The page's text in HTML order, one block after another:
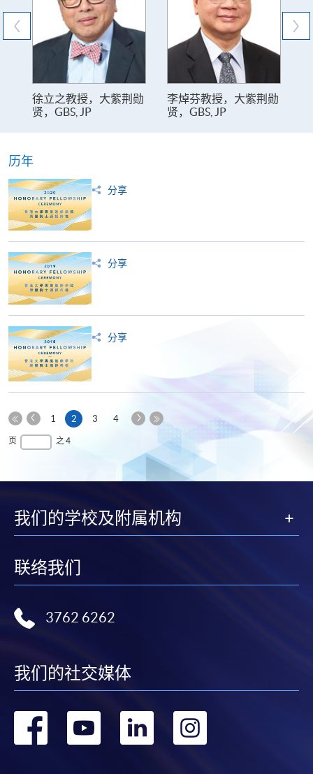
徐立之教授，大紫荆勋
贤，GBS, JP
李焯芬教授，大紫荆勋
贤，GBS, JP
历年
分享
分享
分享
第
一
上
1 2本
3 4
下
后
一
页 之 4
我们的学校及附属机构
联络我们
3762 6262
我们的社交媒体
转
转
转